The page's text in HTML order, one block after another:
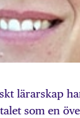
lärarskap
som en